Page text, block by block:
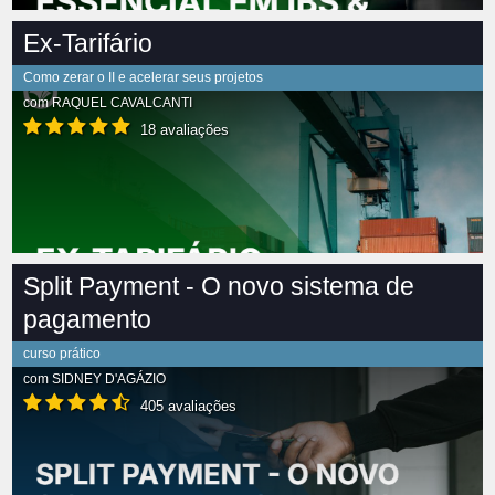
Ex-Tarifário
Como zerar o II e acelerar seus projetos
comRAQUEL CAVALCANTI
18 avaliações
Split Payment - O novo sistema de
pagamento
curso prático
com SIDNEY D'AGÁZIO
405 avaliações